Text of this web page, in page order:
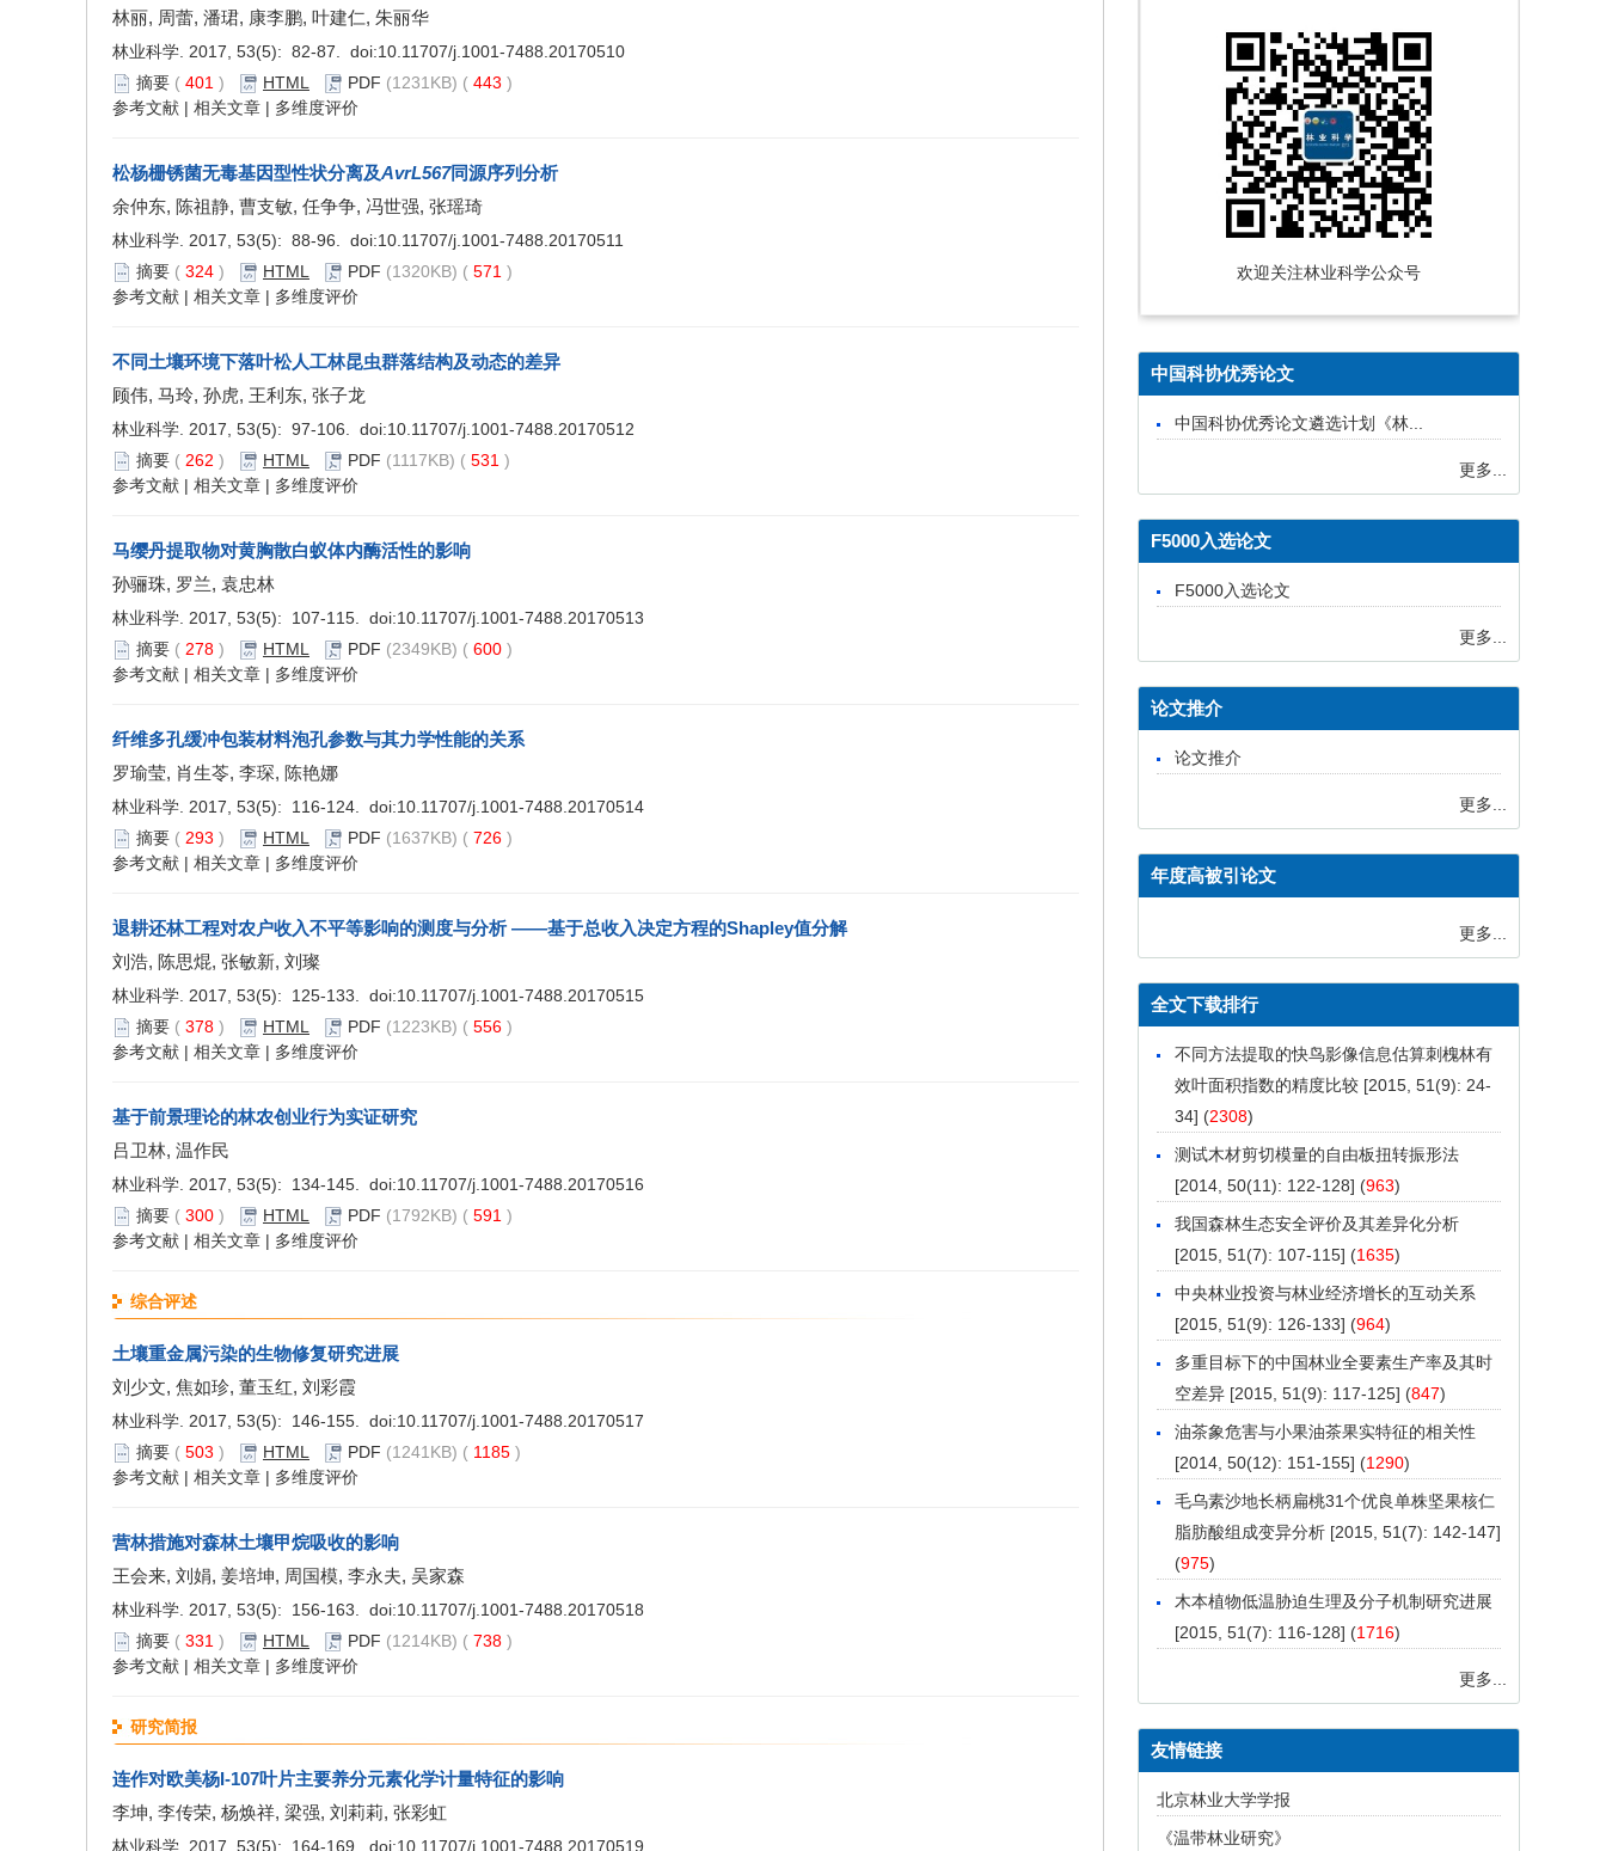
林丽, 周蕾, 潘珺, 康李鹏, 叶建仁, 朱丽华
林业科学. 2017, 53(5): 82-87. doi:10.11707/j.1001-7488.20170510
摘要 ( 401 ) HTML PDF (1231KB) ( 443 )
参考文献 | 相关文章 | 多维度评价
松杨栅锈菌无毒基因型性状分离及AvrL567同源序列分析
余仲东, 陈祖静, 曹支敏, 任争争, 冯世强, 张瑶琦
林业科学. 2017, 53(5): 88-96. doi:10.11707/j.1001-7488.20170511
摘要 ( 324 ) HTML PDF (1320KB) ( 571 )
参考文献 | 相关文章 | 多维度评价
不同土壤环境下落叶松人工林昆虫群落结构及动态的差异
顾伟, 马玲, 孙虎, 王利东, 张子龙
林业科学. 2017, 53(5): 97-106. doi:10.11707/j.1001-7488.20170512
摘要 ( 262 ) HTML PDF (1117KB) ( 531 )
参考文献 | 相关文章 | 多维度评价
马缨丹提取物对黄胸散白蚁体内酶活性的影响
孙骊珠, 罗兰, 袁忠林
林业科学. 2017, 53(5): 107-115. doi:10.11707/j.1001-7488.20170513
摘要 ( 278 ) HTML PDF (2349KB) ( 600 )
参考文献 | 相关文章 | 多维度评价
纤维多孔缓冲包装材料泡孔参数与其力学性能的关系
罗瑜莹, 肖生苓, 李琛, 陈艳娜
林业科学. 2017, 53(5): 116-124. doi:10.11707/j.1001-7488.20170514
摘要 ( 293 ) HTML PDF (1637KB) ( 726 )
参考文献 | 相关文章 | 多维度评价
退耕还林工程对农户收入不平等影响的测度与分析 ——基于总收入决定方程的Shapley值分解
刘浩, 陈思焜, 张敏新, 刘璨
林业科学. 2017, 53(5): 125-133. doi:10.11707/j.1001-7488.20170515
摘要 ( 378 ) HTML PDF (1223KB) ( 556 )
参考文献 | 相关文章 | 多维度评价
基于前景理论的林农创业行为实证研究
吕卫林, 温作民
林业科学. 2017, 53(5): 134-145. doi:10.11707/j.1001-7488.20170516
摘要 ( 300 ) HTML PDF (1792KB) ( 591 )
参考文献 | 相关文章 | 多维度评价
综合评述
土壤重金属污染的生物修复研究进展
刘少文, 焦如珍, 董玉红, 刘彩霞
林业科学. 2017, 53(5): 146-155. doi:10.11707/j.1001-7488.20170517
摘要 ( 503 ) HTML PDF (1241KB) ( 1185 )
参考文献 | 相关文章 | 多维度评价
营林措施对森林土壤甲烷吸收的影响
王会来, 刘娟, 姜培坤, 周国模, 李永夫, 吴家森
林业科学. 2017, 53(5): 156-163. doi:10.11707/j.1001-7488.20170518
摘要 ( 331 ) HTML PDF (1214KB) ( 738 )
参考文献 | 相关文章 | 多维度评价
研究简报
连作对欧美杨I-107叶片主要养分元素化学计量特征的影响
李坤, 李传荣, 杨焕祥, 梁强, 刘莉莉, 张彩虹
林业科学. 2017, 53(5): 164-169. doi:10.11707/j.1001-7488.20170519
欢迎关注林业科学公众号
中国科协优秀论文
中国科协优秀论文遴选计划《林...
更多...
F5000入选论文
F5000入选论文
更多...
论文推介
论文推介
更多...
年度高被引论文
更多...
全文下载排行
不同方法提取的快鸟影像信息估算刺槐林有
效叶面积指数的精度比较 [2015, 51(9): 24-
34] (2308)
测试木材剪切模量的自由板扭转振形法
[2014, 50(11): 122-128] (963)
我国森林生态安全评价及其差异化分析
[2015, 51(7): 107-115] (1635)
中央林业投资与林业经济增长的互动关系
[2015, 51(9): 126-133] (964)
多重目标下的中国林业全要素生产率及其时
空差异 [2015, 51(9): 117-125] (847)
油茶象危害与小果油茶果实特征的相关性
[2014, 50(12): 151-155] (1290)
毛乌素沙地长柄扁桃31个优良单株坚果核仁
脂肪酸组成变异分析 [2015, 51(7): 142-147]
(975)
木本植物低温胁迫生理及分子机制研究进展
[2015, 51(7): 116-128] (1716)
更多...
友情链接
北京林业大学学报
《温带林业研究》